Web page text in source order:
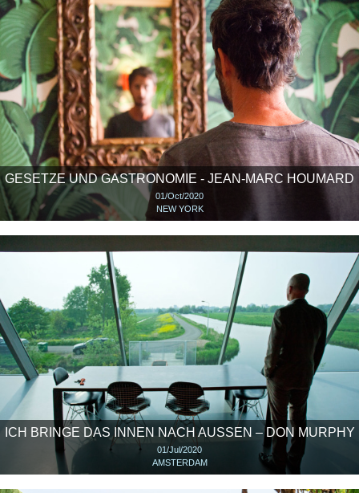
GESETZE UND GASTRONOMIE - JEAN-MARC HOUMARD
01/Oct/2020
NEW YORK
ICH BRINGE DAS INNEN NACH AUSSEN – DON MURPHY
01/Jul/2020
AMSTERDAM